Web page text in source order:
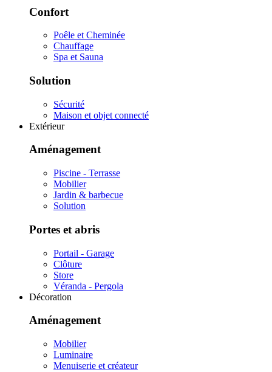
Confort
Poêle et Cheminée
Chauffage
Spa et Sauna
Solution
Sécurité
Maison et objet connecté
Extérieur
Aménagement
Piscine - Terrasse
Mobilier
Jardin & barbecue
Solution
Portes et abris
Portail - Garage
Clôture
Store
Véranda - Pergola
Décoration
Aménagement
Mobilier
Luminaire
Menuiserie et créateur